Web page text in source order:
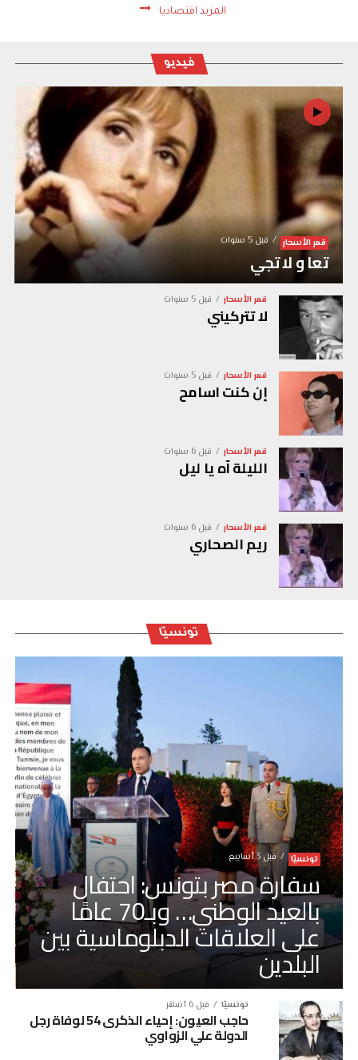
المزيد اقتصاديا
فيديو
قمر الأسحار قبل 5 سنوات
تعا و لا تجي
قمر الأسحار قبل 5 سنوات
لا تتركيني
قمر الأسحار قبل 5 سنوات
إن كنت اسامح
قمر الأسحار قبل 6 سنوات
الليلة آه يا ليل
قمر الأسحار قبل 6 سنوات
ريم الصحاري
تونسيّا
تونسيّا قبل 3 أسابيع
سفارة مصر بتونس: احتفال
بالعيد الوطني… وبـ70 عامًا
على العلاقات الدبلوماسية بين
البلدين
تونسيّا قبل 6 أشهر
حاجب العيون: إحياء الذكرى 54 لوفاة رجل
الدولة علي الزواوي